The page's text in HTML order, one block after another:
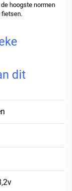
hoogste normen
fietsen.
dit